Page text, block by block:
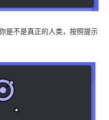
是不是真正的人类，按照提示